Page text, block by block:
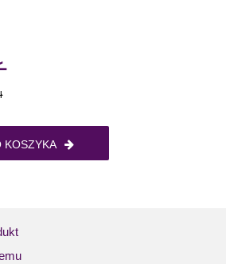
KOSZYKA